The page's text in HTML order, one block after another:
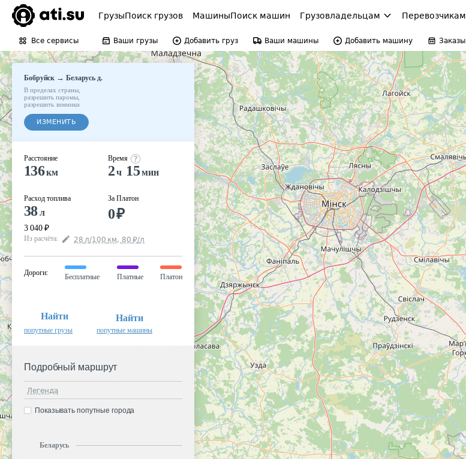
ГрузыПоиск грузов МашиныПоиск машин Грузовладельцам Перевозчикам
Все сервисы Ваши грузы Добавить груз Ваши машины Добавить машину Заказы
Бобруйск → Беларусь д.
В пределах страны
разрешить паромы
разрешить зимники
ИЗМЕНИТЬ
Расстояние
136км
Расход топлива
38л
3 040 ₽
Время
2 ч 15мин
За Платон
0₽
Из расчёта: 28 л/100 км, 80 ₽/л
Дороги:
Бесплатные Платные Платон
Найти
попутные грузы
Найти
попутные машины
Подробный маршрут
Легенда
Показывать попутные города
Беларусь